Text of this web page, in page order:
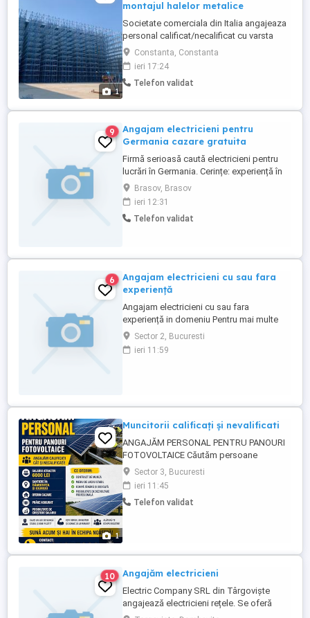
1
montajul halelor metalice
Societate comerciala din Italia angajeaza
personal calificat/necalificat cu varsta
cuprinsa intre 18 si 45 ani in domeniul
sistemelor de depozitare (montaj rafturi
industriale). Candidatul ideal: -abilitati de
lucru in echipa, indemanare, precizie,
-disponibilitate ...
Constanta, Constanta
ieri 17:24
Telefon validat
9
Angajam electricieni pentru
Germania cazare gratuita
Firmă serioasă caută electricieni pentru
lucrări în Germania. Cerințe: experiență în
instalații electrice (rezidențial industrial)
seriozitate și dorință de muncă permis
categoria B avantaj limba germană
constituie avantaj, dar nu este obligatorie
Brasov, Brasov
ieri 12:31
Telefon validat
6
Angajam electricieni cu sau fara
experiență
Angajam electricieni cu sau fara
experiență in domeniu Pentru mai multe
detalii,sunati la nr din anunt
Sector 2, Bucuresti
ieri 11:59
1
Muncitorii calificați și nevalificati
ANGAJĂM PERSONAL PENTRU PANOURI
FOTOVOLTAICE Căutăm persoane
serioase pentru șantierele noastre din
Dâmbovița și Giurgiu. Angajăm atât
calificați, cât și necalificați Salariu: 6.000
lei Posibilitate de creștere a salariului în
Sector 3, Bucuresti
ieri 11:45
Telefon validat
10 Angajăm electricieni
Electric Company SRL din Târgoviște
angajează electricieni rețele. Se oferă
salarii atractive și alte beneficii.